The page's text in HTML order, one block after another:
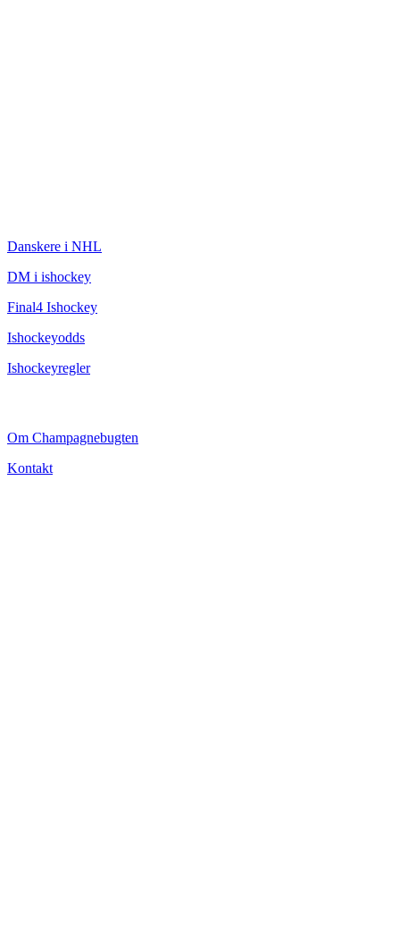
Danskere i NHL
DM i ishockey
Final4 Ishockey
Ishockeyodds
Ishockeyregler
Om Champagnebugten
Kontakt